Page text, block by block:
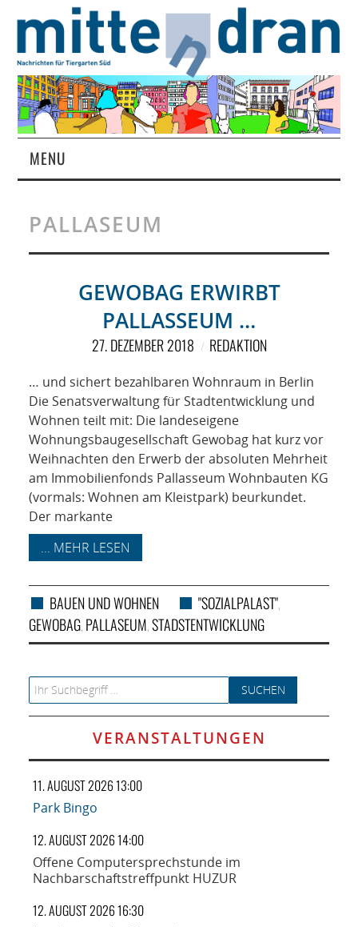
MENU
MAGAZIN
ÜBER UNS
SPONSORING
KONTAKT
PALLASEUM
GEWOBAG ERWIRBT
PALLASSEUM …
27. DEZEMBER 2018 REDAKTION
… und sichert bezahlbaren Wohnraum in Berlin
Die Senatsverwaltung für Stadtentwicklung und
Wohnen teilt mit: Die landeseigene
Wohnungsbaugesellschaft Gewobag hat kurz vor
Weihnachten den Erwerb der absoluten Mehrheit
am Immobilienfonds Pallasseum Wohnbauten KG
(vormals: Wohnen am Kleistpark) beurkundet.
Der markante
... MEHR LESEN
BAUEN UND WOHNEN "SOZIALPALAST",
GEWOBAG, PALLASEUM,STADSTENTWICKLUNG
Search for:
VERANSTALTUNGEN
11. AUGUST 2026 13:00
Park Bingo
12. AUGUST 2026 14:00
Offene Computersprechstunde im
Nachbarschaftstreffpunkt HUZUR
12. AUGUST 2026 16:30